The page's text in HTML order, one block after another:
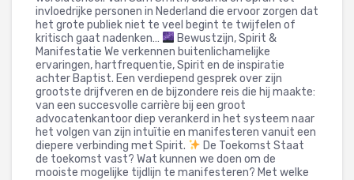
invloedrijke personen in Nederland die ervoor zorgen dat
het grote publiek niet te veel begint te twijfelen of
kritisch gaat nadenken…
Bewustzijn, Spirit &
Manifestatie We verkennen buitenlichamelijke
ervaringen, hartfrequentie, Spirit en de inspiratie
achter Baptist. Een verdiepend gesprek over zijn
grootste drijfveren en de bijzondere reis die hij maakte:
van een succesvolle carrière bij een groot
advocatenkantoor diep verankerd in het systeem naar
het volgen van zijn intuïtie en manifesteren vanuit een
diepere verbinding met Spirit.
De Toekomst Staat
de toekomst vast? Wat kunnen we doen om de
mooiste mogelijke tijdlijn te manifesteren? Met welke